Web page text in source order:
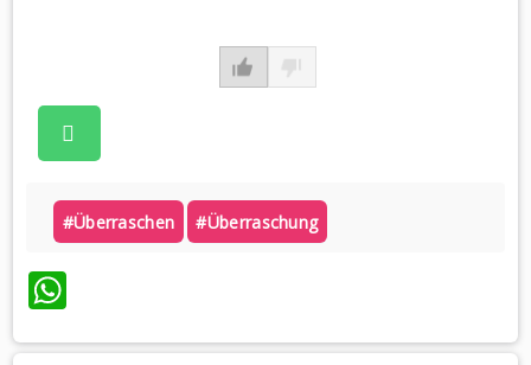
#überraschen #überraschung
WhatsApp